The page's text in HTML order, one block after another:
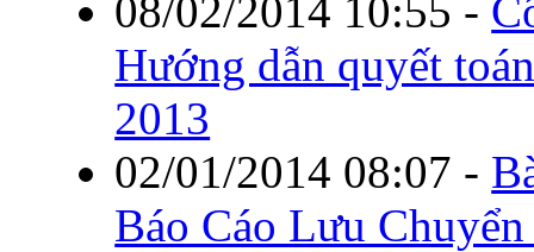
08/02/2014 10:55 -
Hướng dẫn quyết
2013
02/01/2014 08:07 -
Báo Cáo Lưu